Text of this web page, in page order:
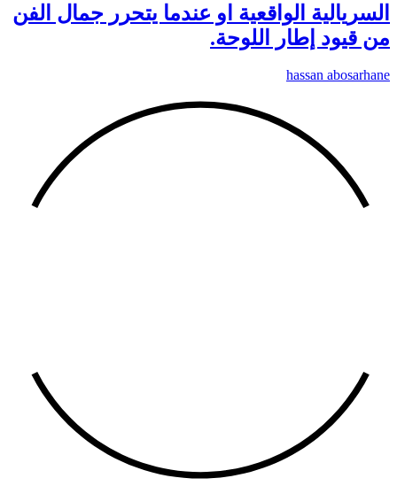
السريالية الواقعية او عندما يتحرر جمال الفن
من قيود إطار اللوحة.
hassan abosarhane